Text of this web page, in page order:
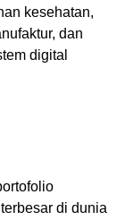
kesehatan,
dan
digital
di dunia